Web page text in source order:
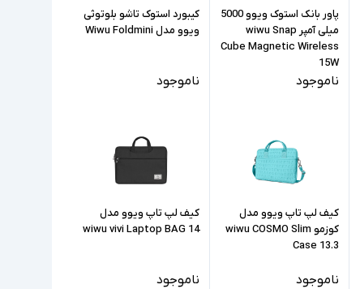
پاور بانک استوک ویوو 5000
میلی آمپر wiwu Snap
Cube Magnetic Wireless
15W
ناموجود
کیبورد استوک تاشو بلوتوثی
ویوو مدل Wiwu Foldmini
ناموجود
کیف لپ تاپ ویوو مدل
کوزمو wiwu COSMO Slim
Case 13.3
ناموجود
کیف لپ تاپ ویوو مدل
wiwu vivi Laptop BAG 14
ناموجود